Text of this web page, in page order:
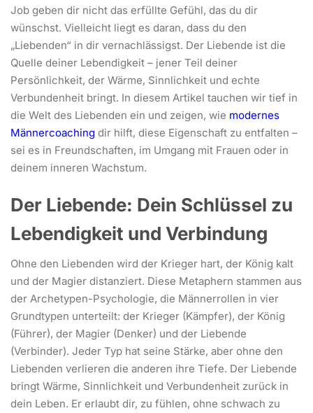
Job geben dir nicht das erfüllte Gefühl, das du dir
wünschst. Vielleicht liegt es daran, dass du den
„Liebenden“ in dir vernachlässigst. Der Liebende ist die
Quelle deiner Lebendigkeit – jener Teil deiner
Persönlichkeit, der Wärme, Sinnlichkeit und echte
Verbundenheit bringt. In diesem Artikel tauchen wir tief in
die Welt des Liebenden ein und zeigen, wie modernes
Männercoaching dir hilft, diese Eigenschaft zu entfalten –
sei es in Freundschaften, im Umgang mit Frauen oder in
deinem inneren Wachstum.
Der Liebende: Dein Schlüssel zu
Lebendigkeit und Verbindung
Ohne den Liebenden wird der Krieger hart, der König kalt
und der Magier distanziert. Diese Metaphern stammen aus
der Archetypen-Psychologie, die Männerrollen in vier
Grundtypen unterteilt: der Krieger (Kämpfer), der König
(Führer), der Magier (Denker) und der Liebende
(Verbinder). Jeder Typ hat seine Stärke, aber ohne den
Liebenden verlieren die anderen ihre Tiefe. Der Liebende
bringt Wärme, Sinnlichkeit und Verbundenheit zurück in
dein Leben. Er erlaubt dir, zu fühlen, ohne schwach zu